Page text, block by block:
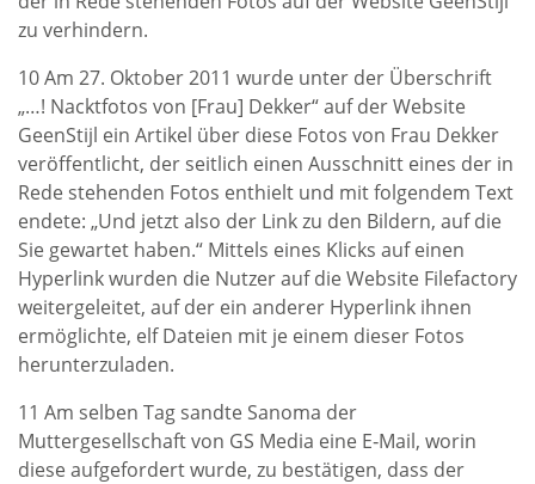
zu verhindern.
10 Am 27. Oktober 2011 wurde unter der Überschrift
„…! Nacktfotos von [Frau] Dekker“ auf der Website
GeenStijl ein Artikel über diese Fotos von Frau Dekker
veröffentlicht, der seitlich einen Ausschnitt eines der in
Rede stehenden Fotos enthielt und mit folgendem Text
endete: „Und jetzt also der Link zu den Bildern, auf die
Sie gewartet haben.“ Mittels eines Klicks auf einen
Hyperlink wurden die Nutzer auf die Website Filefactory
weitergeleitet, auf der ein anderer Hyperlink ihnen
ermöglichte, elf Dateien mit je einem dieser Fotos
herunterzuladen.
11 Am selben Tag sandte Sanoma der
Muttergesellschaft von GS Media eine E‑Mail, worin
diese aufgefordert wurde, zu bestätigen, dass der